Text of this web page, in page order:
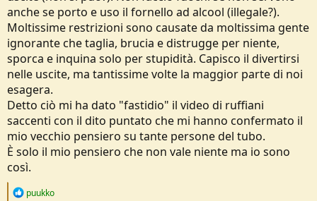
anche se porto e uso il fornello ad alcool (illegale?).
Moltissime restrizioni sono causate da moltissima gente
ignorante che taglia, brucia e distrugge per niente,
sporca e inquina solo per stupidità. Capisco il divertirsi
nelle uscite, ma tantissime volte la maggior parte di noi
esagera.
Detto ciò mi ha dato "fastidio" il video di ruffiani
saccenti con il dito puntato che mi hanno confermato il
mio vecchio pensiero su tante persone del tubo.
È solo il mio pensiero che non vale niente ma io sono
così.
R
puukko